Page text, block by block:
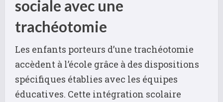
sociale avec une
trachéotomie
Les enfants porteurs d’une trachéotomie
accèdent à l’école grâce à des dispositions
spécifiques établies avec les équipes
éducatives. Cette intégration scolaire